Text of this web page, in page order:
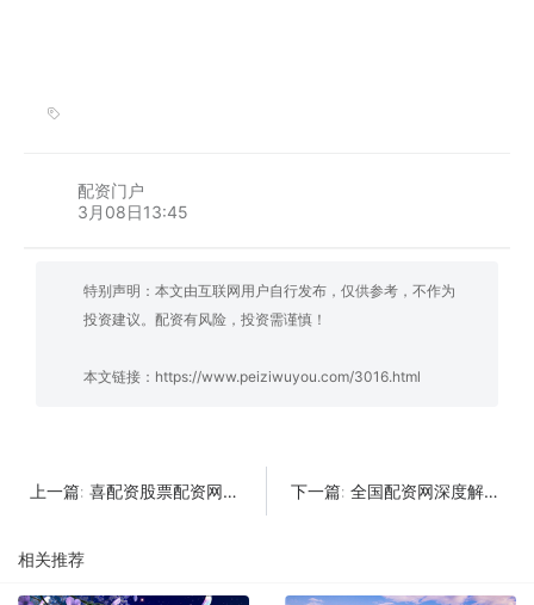
配资门户
3月08日13:45
特别声明：本文由互联网用户自行发布，仅供参考，不作为
投资建议。配资有风险，投资需谨慎！
本文链接： https://www.peiziwuyou.com/3016.html
上一篇: 喜配资股票配资网址查询：全面了解与实用指南 下一篇: 全国配资网深度解析：合规选择与风险控制指南
相关推荐